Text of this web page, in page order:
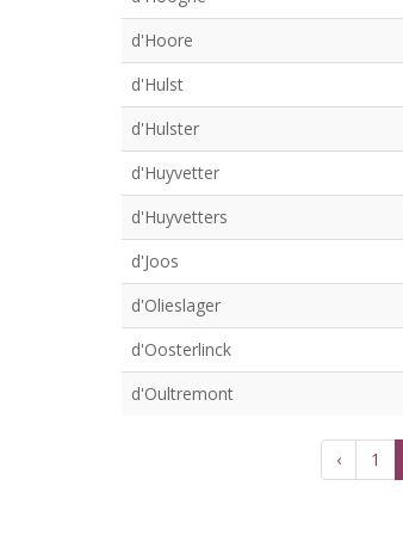
d'Hoore
d'Hulst
d'Hulster
d'Huyvetter
d'Huyvetters
d'Joos
d'Olieslager
d'Oosterlinck
d'Oultremont
‹ 1